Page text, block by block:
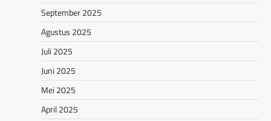
September 2025
Agustus 2025
Juli 2025
Juni 2025
Mei 2025
April 2025